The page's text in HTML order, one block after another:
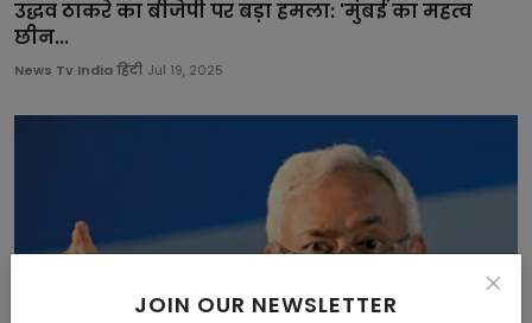
JOIN OUR NEWSLETTER
उद्धव ठाकरे का बीजेपी पर बड़ा हमला: 'मुंबई का महत्व
छीन...
News Tv India हिंदी Jul 19, 2025